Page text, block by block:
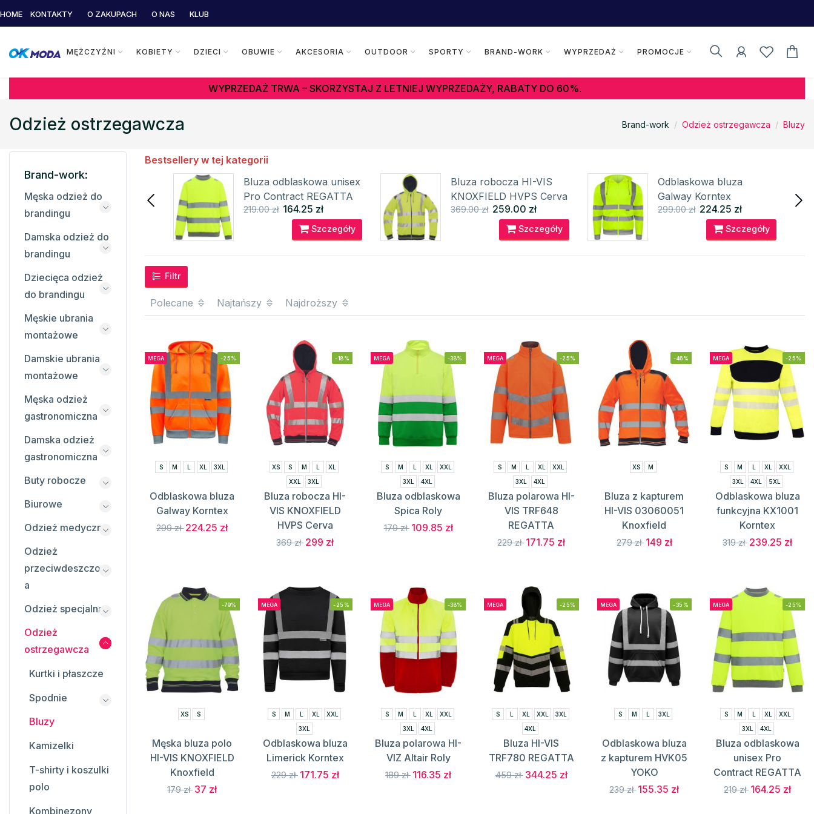
HOME KONTAKTY O ZAKUPACH O NAS KLUB
MĘŻCZYŹNI KOBIETY DZIECI OBUWIE AKCESORIA OUTDOOR SPORTY BRAND-WORK WYPRZEDAŻ PROMOCJE
WYPRZEDAŻ TRWA – SKORZYSTAJ Z LETNIEJ WYPRZEDAŻY, RABATY DO 60%.
Odzież ostrzegawcza Brand-work Odzież ostrzegawcza Bluzy
Bestsellery w tej kategorii
Bluza odblaskowa
HVJ510 YOKO
219.00 zł 142.35 zł
Bluza odblaskowa unisex
Pro Contract REGATTA
219.00 zł 164.25 zł
Szczegóły
Bluza robocza HI-VIS
KNOXFIELD HVPS Cerva
369.00 zł 259.00 zł
Szczegóły
Odblaskowa bluza
Galway Korntex
299.00 zł 224.25 zł
Szczegóły
Filtr
Polecane Najtańszy Najdroższy
MEGA -25%
S M XL 3XL
Odblaskowa bluza
Galway Korntex
299 zł 224.25 zł
-18%
XS S M
XL
XXL
3XL
Bluza robocza HI-
VIS KNOXFIELD
HVPS Cerva
369 zł 299 zł
MEGA -38%
S M XL
XXL
3XL
4XL
Bluza odblaskowa
Spica Roly
179 zł 109.85 zł
MEGA -25%
S M XL
XXL
3XL
4XL
Bluza polarowa HI-
VIS TRF648
REGATTA
229 zł 171.75 zł
-46%
XS M
Bluza z kapturem
HI-VIS 03060051
Knoxfield
279 zł 149 zł
MEGA -25%
S M XL
XXL
3XL
4XL 5XL
Odblaskowa bluza
funkcyjna KX1001
Korntex
319 zł 239.25 zł
-79%
XS S
Męska bluza polo
HI-VIS KNOXFIELD
Knoxfield
179 zł 37 zł
MEGA -25%
S M L XL
XXL
3XL
Odblaskowa bluza
Limerick Korntex
229 zł 171.75 zł
MEGA -38%
S M L XL
XXL
3XL
4XL
Bluza polarowa HI-
VIZ Altair Roly
189 zł 116.35 zł
MEGA -25%
S L XL XXL
3XL
4XL
Bluza HI-VIS
TRF780 REGATTA
459 zł 344.25 zł
MEGA -35%
S M L 3XL
Odblaskowa bluza
z kapturem HVK05
YOKO
239 zł 155.35 zł
MEGA -25%
S M L XL
XXL
3XL
4XL
Bluza odblaskowa
unisex Pro
Contract REGATTA
219 zł 164.25 zł
Brand-work:
Męska odzież do
brandingu
Damska odzież do
brandingu
Dziecięca odzież
do brandingu
Męskie ubrania
montażowe
Damskie ubrania
montażowe
Męska odzież
gastronomiczna
Damska odzież
gastronomiczna
Buty robocze
Biurowe
Odzież medyczna
Odzież
przeciwdeszczow
a
Odzież specjalna
Odzież
ostrzegawcza
Kurtki i płaszcze
Spodnie
Bluzy
Kamizelki
T-shirty i koszulki
polo
Kombinezony